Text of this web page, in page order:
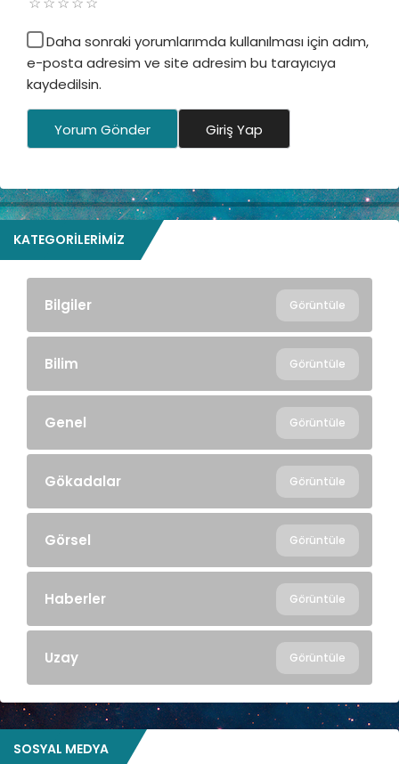
Daha sonraki yorumlarımda kullanılması için adım,
e-posta adresim ve site adresim bu tarayıcıya
kaydedilsin.
Yorum Gönder Giriş Yap
KATEGORILERIMIZ
Bilgiler Görüntüle
Bilim Görüntüle
Genel Görüntüle
Gökadalar Görüntüle
Görsel Görüntüle
Haberler Görüntüle
Uzay Görüntüle
SOSYAL MEDYA